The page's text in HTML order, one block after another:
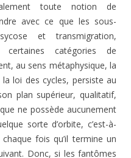
toute notion de
avec ce que les sous-
et transmigration,
certaines catégories de
au sens métaphysique, la
loi des cycles, persiste au
plan supérieur, qualitatif,
ne possède aucunement
sorte d’orbite, c’est-à-
fois qu’il termine un
Donc, si les fantômes